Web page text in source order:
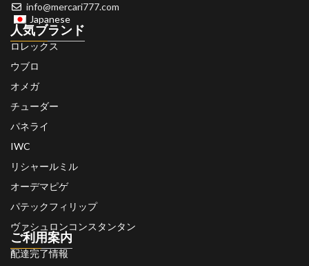
info@mercari777.com
Japanese
人気ブランド
ロレックス
ウブロ
オメガ
チューダー
パネライ
IWC
リシャールミル
オーデマピゲ
パテックフィリップ
ヴァシュロンコンスタンタン
ご利用案内
配達完了情報